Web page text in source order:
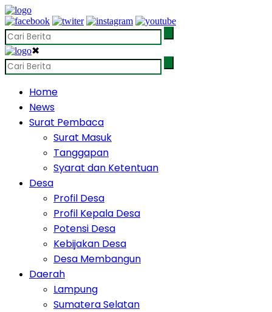
✖
Home
News
Surat Pembaca
Surat Masuk
Tanggapan
Syarat dan Ketentuan
Desa
Profil Desa
Profil Kepala Desa
Potensi Desa
Kebijakan Desa
Desa Membangun
Daerah
Lampung
Sumatera Selatan